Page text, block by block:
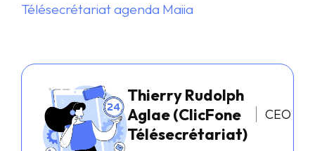
Télésecrétariat agenda Maiia
Thierry Rudolph
Aglae (ClicFone
Télésecrétariat)
CEO